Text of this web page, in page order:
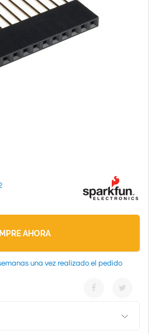
AHORA
una vez realizado el pedido